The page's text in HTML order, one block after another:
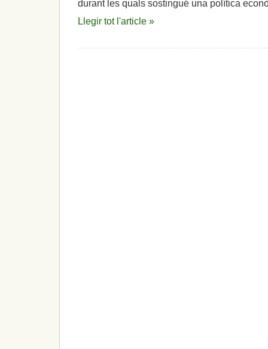
durant les quals sostingué una política
Llegir tot l'article »